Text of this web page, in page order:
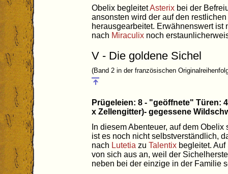
Obelix begleitetAsterix bei der
ansonsten wird der auf den
herausgearbeitet. Erwähnenswert ist
nach Miraculix noch
V - Die goldene Sichel
(Band 2 in der französischen
Prügeleien: 8 - "geöffnete" Türen:
x Zellengitter)- gegessene
In diesem Abenteuer, auf dem
ist es noch nicht selbstverständlich,
nach Lutetia zu Talentix begleitet.
von sich aus an, weil der
neben bei der einzige in der Familie